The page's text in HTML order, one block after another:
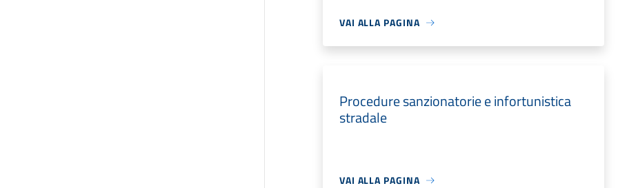
VAI ALLA PAGINA
Procedure sanzionatorie e infortunistica
stradale
VAI ALLA PAGINA